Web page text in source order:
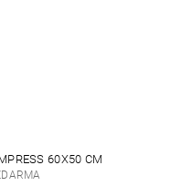
60X50 CM